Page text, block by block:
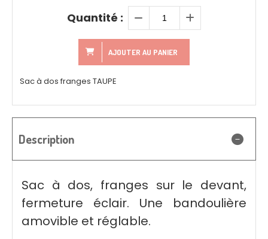
Quantité :
AJOUTER AU PANIER
Sac à dos franges TAUPE
Description
Sac à dos, franges sur le devant,
fermeture éclair. Une bandoulière
amovible et réglable.